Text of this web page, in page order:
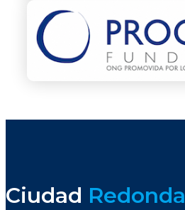
Ciudad Redonda